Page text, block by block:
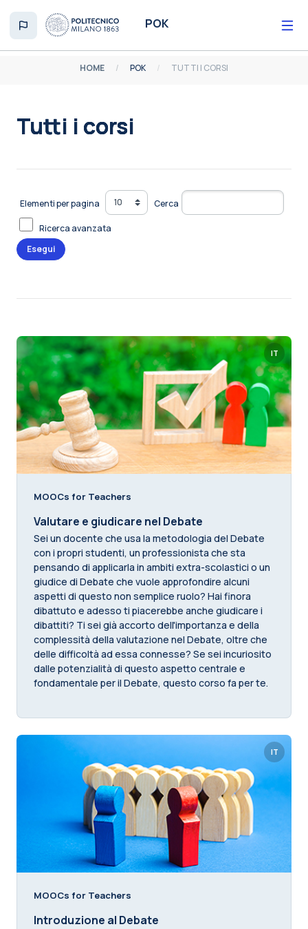
POK
HOME POK TUTTI I CORSI
Tutti i corsi
Elementi per pagina Cerca
Ricerca avanzata
IT
MOOCs for Teachers
Valutare e giudicare nel Debate
Sei un docente che usa la metodologia del Debate
con i propri studenti, un professionista che sta
pensando di applicarla in ambiti extra-scolastici o un
giudice di Debate che vuole approfondire alcuni
aspetti di questo non semplice ruolo? Hai finora
dibattuto e adesso ti piacerebbe anche giudicare i
dibattiti? Ti sei già accorto dell'importanza e della
complessità della valutazione nel Debate, oltre che
delle difficoltà ad essa connesse? Se sei incuriosito
dalle potenzialità di questo aspetto centrale e
fondamentale per il Debate, questo corso fa per te.
IT
MOOCs for Teachers
Introduzione al Debate